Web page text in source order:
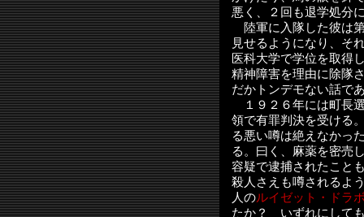
悪く、２回も退学処分
陸軍に入隊した彼は
見せるようになり、そ
医科大学で学位を取得
精神障害を理由に除隊
だかトンデモない話で
１９２６年には町長
領で有罪判決を受ける
る悪い噂は絶えなかっ
る。曰く、麻薬を密売
容疑で逮捕されたこと
殺人さえも噂されるよ
人のルイゼット・ドラ
たか？ いずれにして